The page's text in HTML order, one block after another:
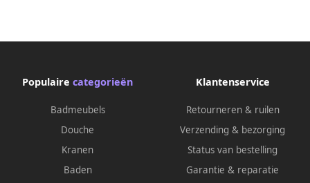
Populaire categorieën
Badmeubels
Douche
Kranen
Baden
Klantenservice
Retourneren & ruilen
Verzending & bezorging
Status van bestelling
Garantie & reparatie